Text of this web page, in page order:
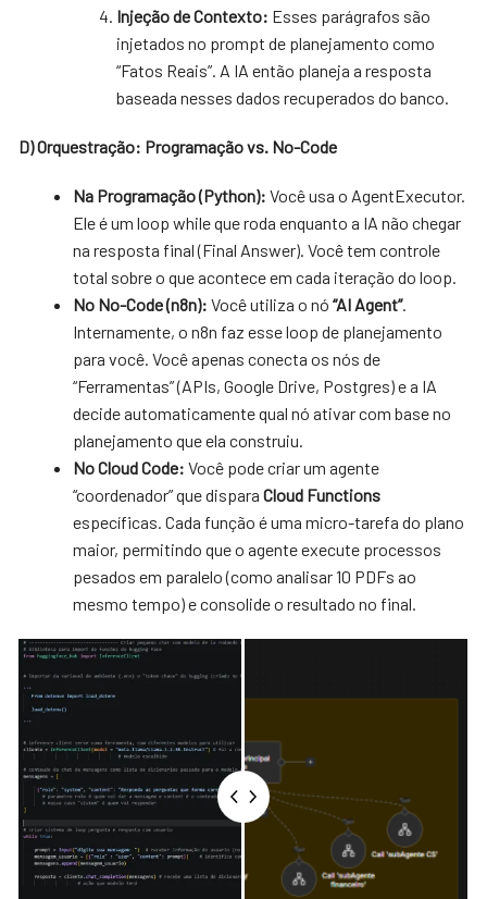
Injeção de Contexto: Esses parágrafos são
injetados no prompt de planejamento como
“Fatos Reais”. A IA então planeja a resposta
baseada nesses dados recuperados do banco.
D) Orquestração: Programação vs. No-Code
Na Programação (Python): Você usa o AgentExecutor.
Ele é um loop while que roda enquanto a IA não chegar
na resposta final (Final Answer). Você tem controle
total sobre o que acontece em cada iteração do loop.
No No-Code (n8n): Você utiliza o nó“AI Agent”.
Internamente, o n8n faz esse loop de planejamento
para você. Você apenas conecta os nós de
“Ferramentas” (APIs, Google Drive, Postgres) e a IA
decide automaticamente qual nó ativar com base no
planejamento que ela construiu.
No Cloud Code: Você pode criar um agente
“coordenador” que disparaCloud Functions
específicas. Cada função é uma micro-tarefa do plano
maior, permitindo que o agente execute processos
pesados em paralelo (como analisar 10 PDFs ao
mesmo tempo) e consolide o resultado no final.